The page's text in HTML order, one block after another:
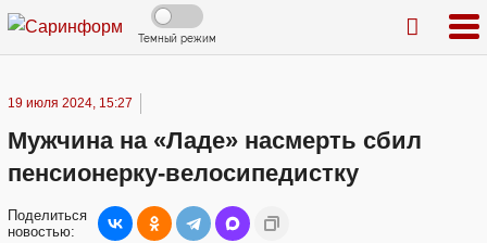
Темный режим
19 июля 2024, 15:27
Мужчина на «Ладе» насмерть сбил
пенсионерку-велосипедистку
Поделиться
новостью: